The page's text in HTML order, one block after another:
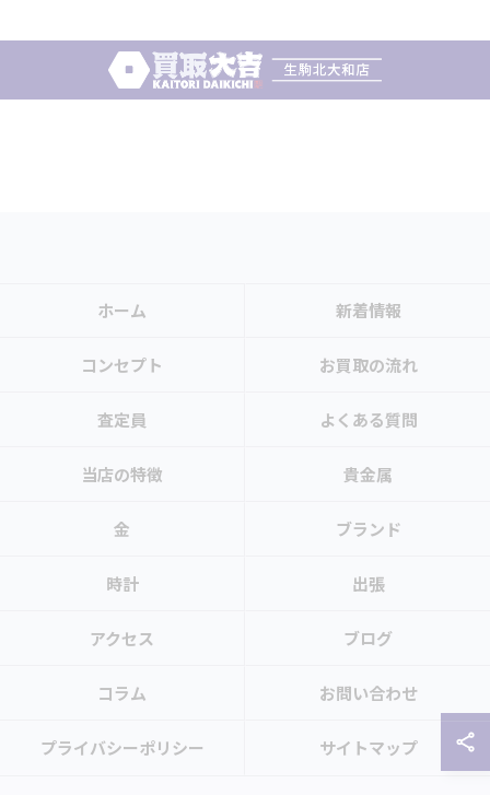
ホーム 新着情報
コンセプト お買取の流れ
査定員 よくある質問
当店の特徴 貴金属
金 ブランド
時計 出張
アクセス ブログ
コラム お問い合わせ
プライバシーポリシー サイトマップ